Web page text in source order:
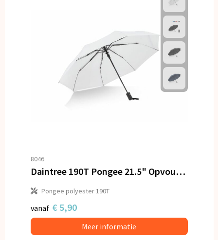
8046
Daintree 190T Pongee 21.5" Opvouwbare winddichte paraplu Auto open
Pongee polyester 190T
vanaf € 5,90
Meer informatie